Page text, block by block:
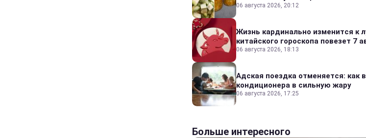
06 августа 2026, 20:12
Жизнь кардинально изменится к
китайского гороскопа повезет 7
06 августа 2026, 18:13
Адская поездка отменяется: как
кондиционера в сильную жару
06 августа 2026, 17:25
Больше интересного